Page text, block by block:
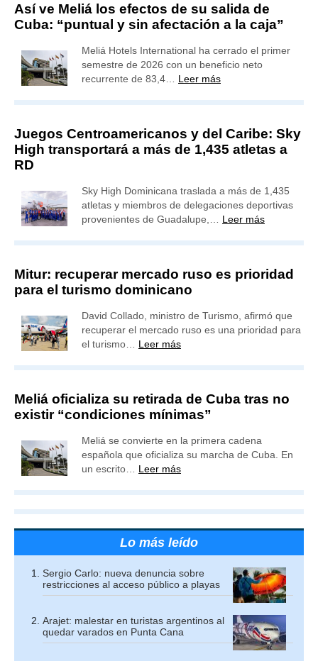
Así ve Meliá los efectos de su salida de
Cuba: “puntual y sin afectación a la caja”
Meliá Hotels International ha cerrado el primer
semestre de 2026 con un beneficio neto
recurrente de 83,4… Leer más
Juegos Centroamericanos y del Caribe: Sky
High transportará a más de 1,435 atletas a
RD
Sky High Dominicana traslada a más de 1,435
atletas y miembros de delegaciones deportivas
provenientes de Guadalupe,… Leer más
Mitur: recuperar mercado ruso es prioridad
para el turismo dominicano
David Collado, ministro de Turismo, afirmó que
recuperar el mercado ruso es una prioridad para
el turismo… Leer más
Meliá oficializa su retirada de Cuba tras no
existir “condiciones mínimas”
Meliá se convierte en la primera cadena
española que oficializa su marcha de Cuba. En
un escrito… Leer más
Lo más leído
Sergio Carlo: nueva denuncia sobre
restricciones al acceso público a playas
Arajet: malestar en turistas argentinos al
quedar varados en Punta Cana